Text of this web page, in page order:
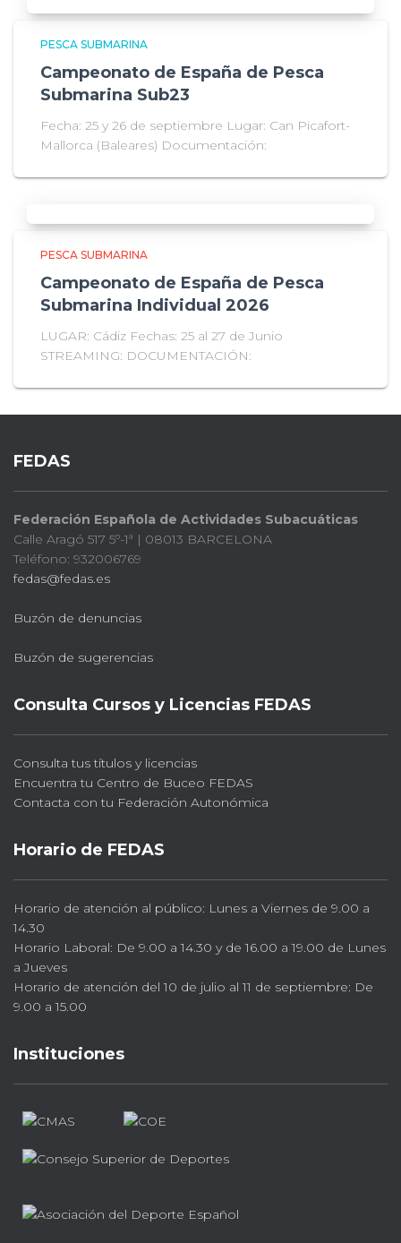
PESCA SUBMARINA
Campeonato de España de Pesca
Submarina Sub23
Fecha: 25 y 26 de septiembre Lugar: Can Picafort-
Mallorca (Baleares) Documentación:
PESCA SUBMARINA
Campeonato de España de Pesca
Submarina Individual 2026
LUGAR: Cádiz Fechas: 25 al 27 de Junio
STREAMING: DOCUMENTACIÓN:
FEDAS
Federación Española de Actividades Subacuáticas
Calle Aragó 517 5º-1ª | 08013 BARCELONA
Teléfono: 932006769
fedas@fedas.es
Buzón de denuncias
Buzón de sugerencias
Consulta Cursos y Licencias FEDAS
Consulta tus títulos y licencias
Encuentra tu Centro de Buceo FEDAS
Contacta con tu Federación Autonómica
Horario de FEDAS
Horario de atención al público: Lunes a Viernes de 9.00 a
14.30
Horario Laboral: De 9.00 a 14.30 y de 16.00 a 19.00 de Lunes
a Jueves
Horario de atención del 10 de julio al 11 de septiembre: De
9.00 a 15.00
Instituciones